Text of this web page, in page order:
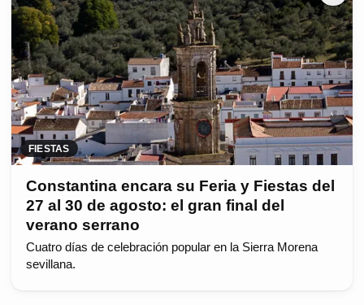
FIESTAS
Constantina encara su Feria y Fiestas del
27 al 30 de agosto: el gran final del
verano serrano
Cuatro días de celebración popular en la Sierra Morena
sevillana.